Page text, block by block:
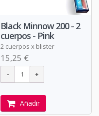
Black Minnow 200 - 2
cuerpos - Pink
2 cuerpos x blister
15,25 €
Añadir